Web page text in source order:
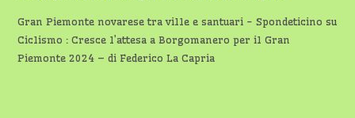
Gran Piemonte novarese tra ville e santuari - Spondeticino su
Ciclismo : Cresce l’attesa a Borgomanero per il Gran
Piemonte 2024 – di Federico La Capria